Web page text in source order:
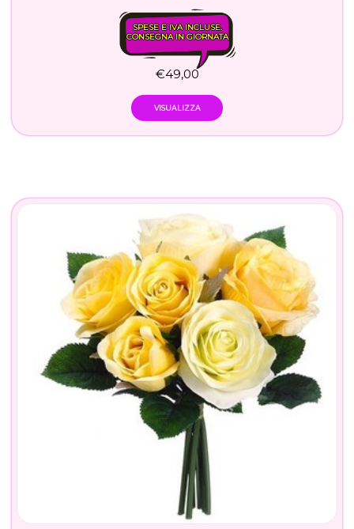
SPESE E IVA INCLUSE.
CONSEGNA IN GIORNATA
€49,00
VISUALIZZA